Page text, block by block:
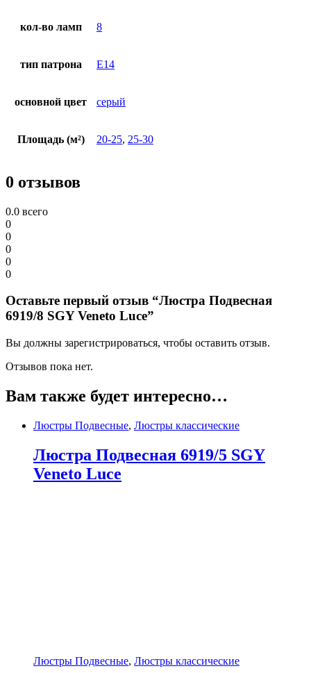
кол-во ламп 8
тип патрона E14
основной цвет серый
Площадь (м²) 20-25, 25-30
0 отзывов
0.0 всего
0
0
0
0
0
Оставьте первый отзыв “Люстра Подвесная
6919/8 SGY Veneto Luce”
Вы должны зарегистрироваться, чтобы оставить отзыв.
Отзывов пока нет.
Вам также будет интересно…
Люстры Подвесные, Люстры классические
Люстра Подвесная 6919/5 SGY
Veneto Luce
Люстры Подвесные, Люстры классические